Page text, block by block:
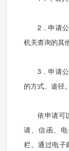
2．申请
机关查询的其
3．申请
的方式、途径。
依申请可
请、信函、
栏。通过电子